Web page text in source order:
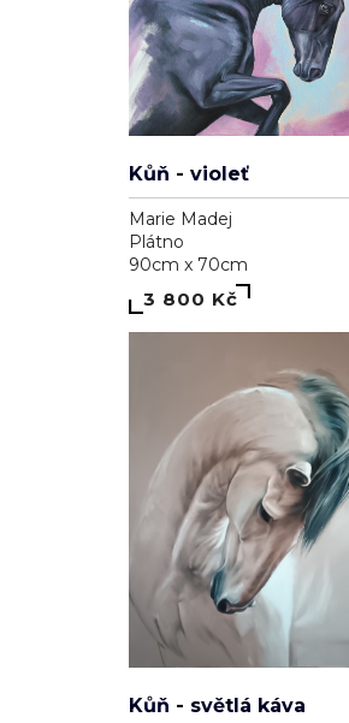
Kůň - violeť
Marie Madej
Plátno
90cm x 70cm
3 800 Kč
Kůň - světlá káva